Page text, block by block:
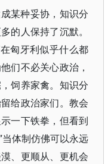
某种妥协，知识分
的人保持了沉默。
匈牙利似乎什么都
们不必关心政治，
饲养家禽。知识分
给政治家们。教会
一下铁拳，但看到
体制仿佛可以永远
、更顺从、更机会